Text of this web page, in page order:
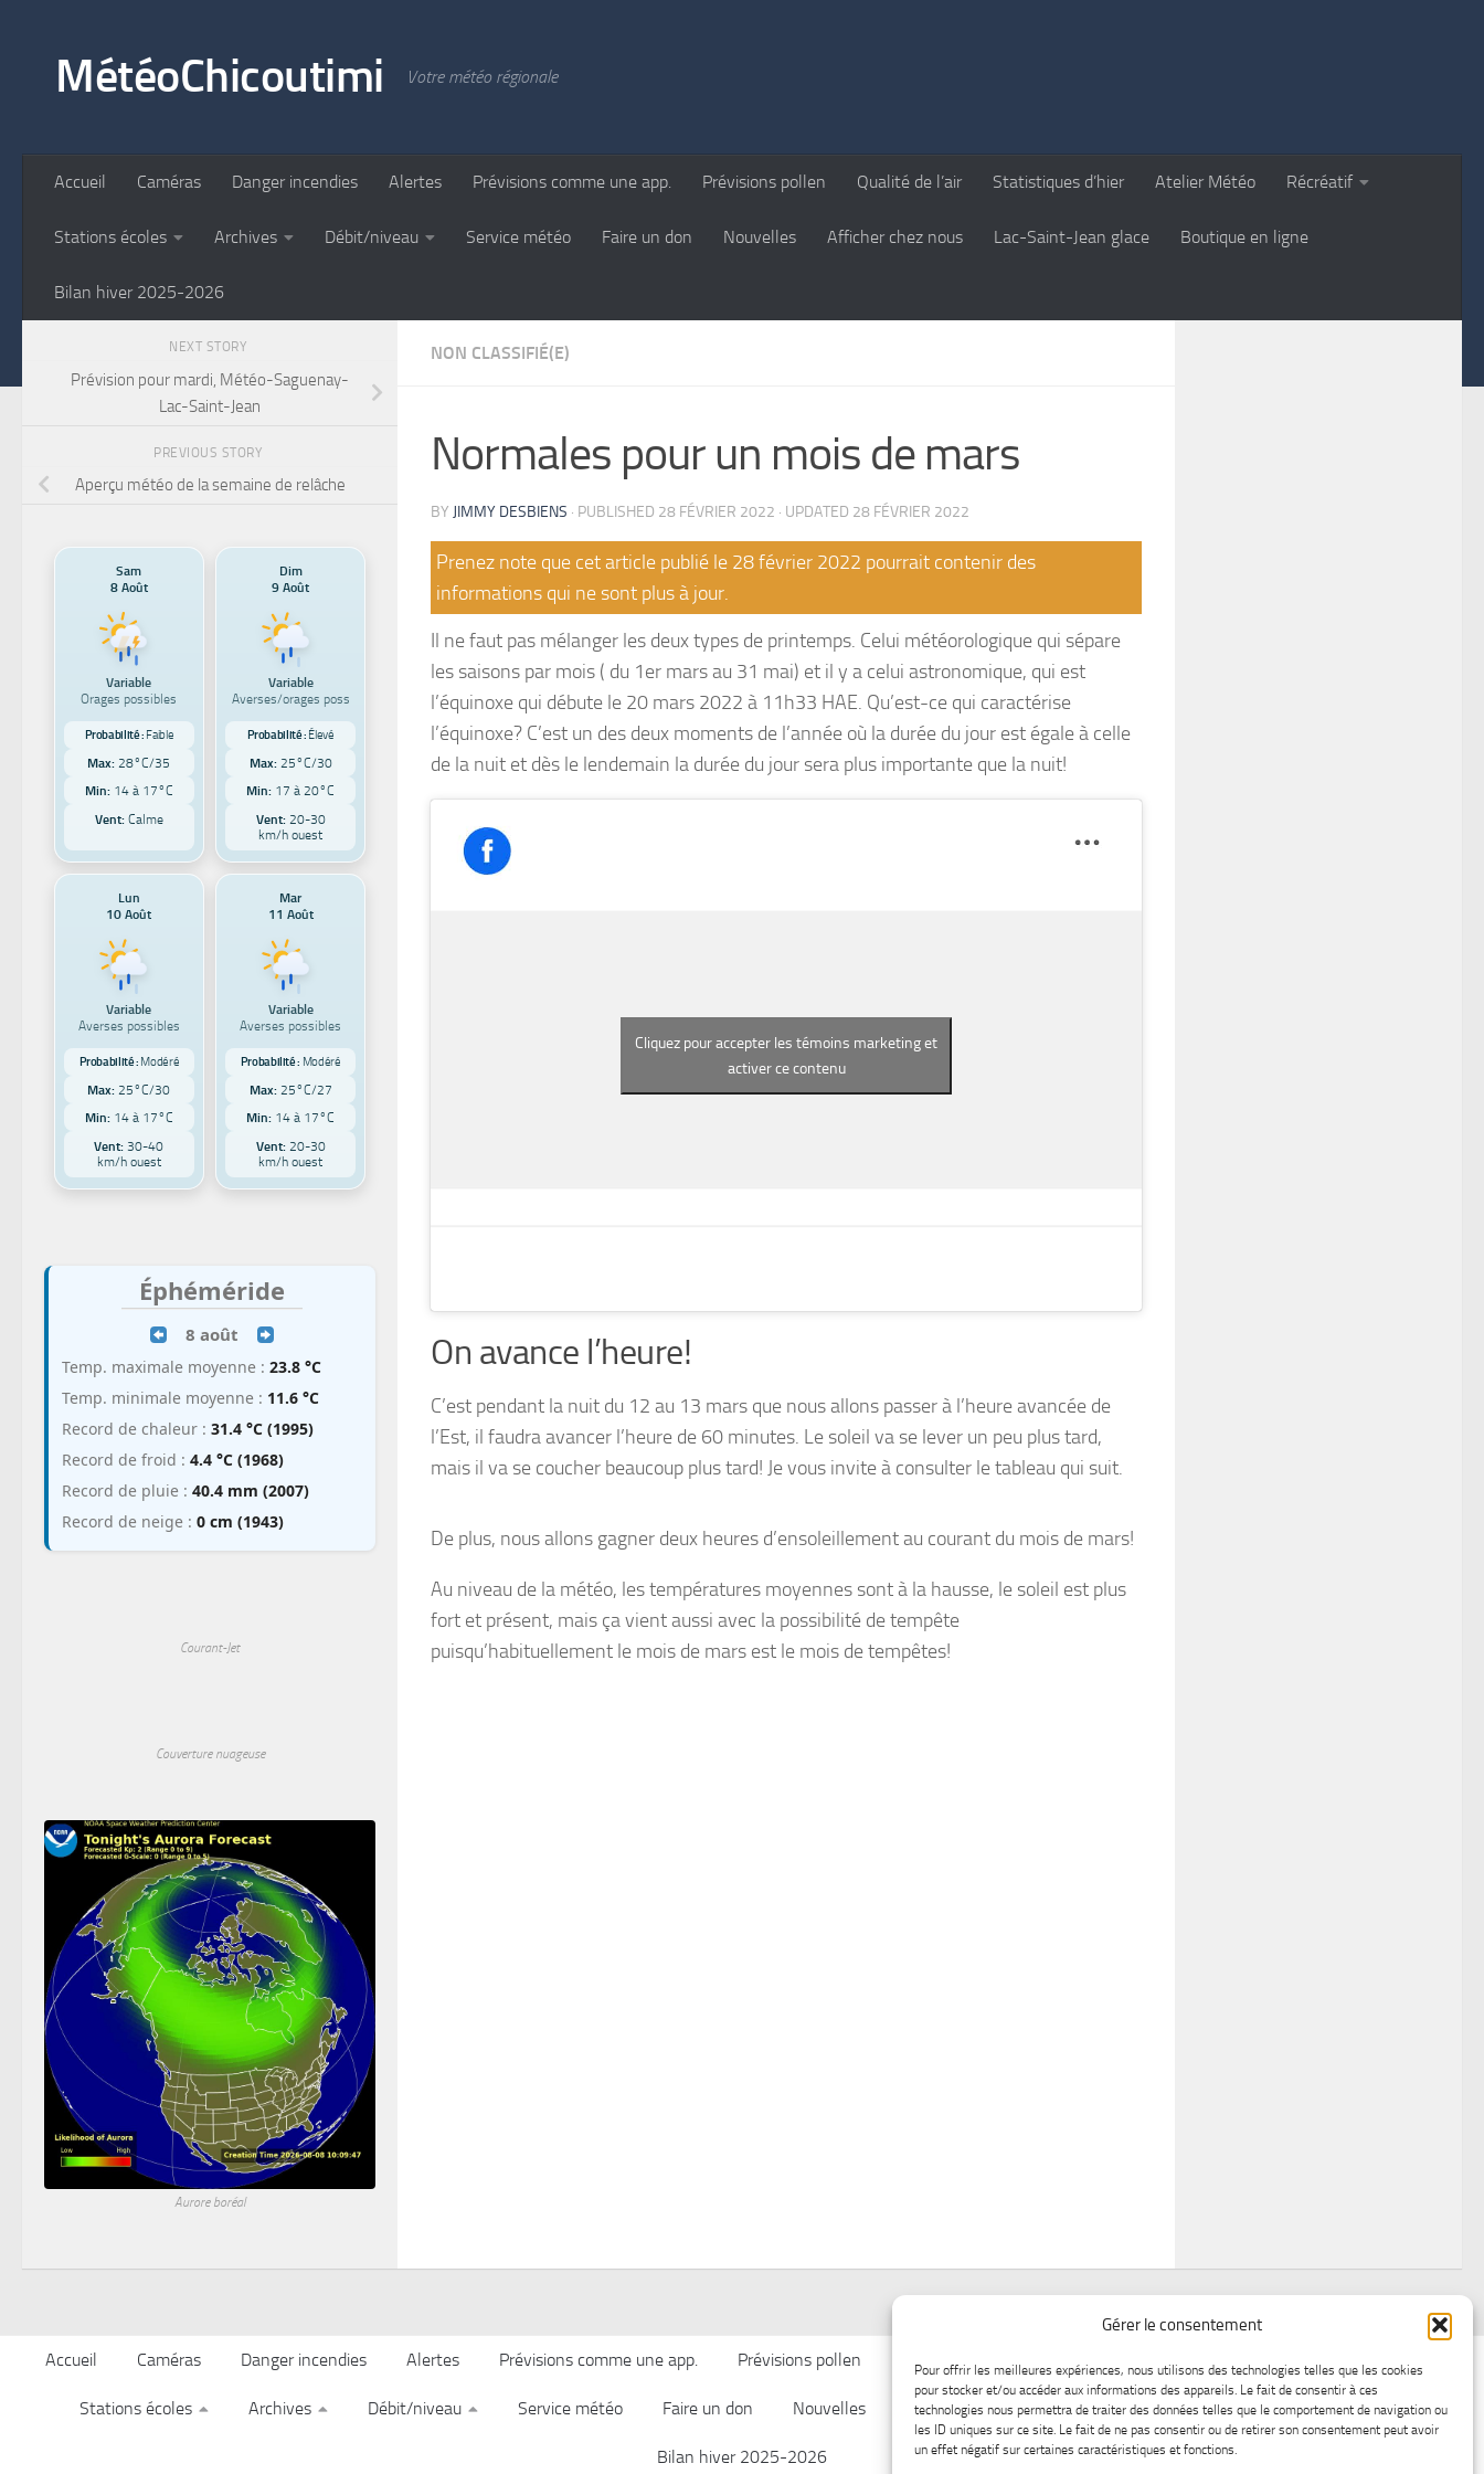
Gérer le consentement
Pour offrir les meilleures expériences, nous utilisons des technologies telles que les cookies
pour stocker et/ou accéder aux informations des appareils. Le fait de consentir à ces
technologies nous permettra de traiter des données telles que le comportement de navigation ou
les ID uniques sur ce site. Le fait de ne pas consentir ou de retirer son consentement peut avoir
un effet négatif sur certaines caractéristiques et fonctions.
MétéoChicoutimi Votre météo régionale
Accueil Caméras Danger incendies Alertes Prévisions comme une app. Prévisions pollen Qualité de l’air Statistiques d’hier Atelier Météo Récréatif
Stations écoles Archives Débit/niveau Service météo Faire un don Nouvelles Afficher chez nous Lac-Saint-Jean glace Boutique en ligne
Bilan hiver 2025-2026
NON CLASSIFIÉ(E)
Normales pour un mois de mars
BY JIMMY DESBIENS · PUBLISHED 28 FÉVRIER 2022 · UPDATED 28 FÉVRIER 2022
Prenez note que cet article publié le 28 février 2022 pourrait contenir des
informations qui ne sont plus à jour.
Il ne faut pas mélanger les deux types de printemps. Celui météorologique qui sépare
les saisons par mois ( du 1er mars au 31 mai) et il y a celui astronomique, qui est
l’équinoxe qui débute le 20 mars 2022 à 11h33 HAE. Qu’est-ce qui caractérise
l’équinoxe? C’est un des deux moments de l’année où la durée du jour est égale à celle
de la nuit et dès le lendemain la durée du jour sera plus importante que la nuit!
Cliquez pour accepter les témoins marketing et
activer ce contenu
On avance l’heure!
C’est pendant la nuit du 12 au 13 mars que nous allons passer à l’heure avancée de
l’Est, il faudra avancer l’heure de 60 minutes. Le soleil va se lever un peu plus tard,
mais il va se coucher beaucoup plus tard! Je vous invite à consulter le tableau qui suit.
De plus, nous allons gagner deux heures d’ensoleillement au courant du mois de mars!
Au niveau de la météo, les températures moyennes sont à la hausse, le soleil est plus
fort et présent, mais ça vient aussi avec la possibilité de tempête
puisqu’habituellement le mois de mars est le mois de tempêtes!
NEXT STORY
Prévision pour mardi, Météo-Saguenay-
Lac-Saint-Jean
PREVIOUS STORY
Aperçu météo de la semaine de relâche
Sam
8 Août
Variable
Orages possibles
Probabilité : Faible
Max: 28°C/35
Min: 14 à 17°C
Vent:Calme
Dim
9 Août
Variable
Averses/orages poss
Probabilité : Élevé
Max: 25°C/30
Min: 17 à 20°C
Vent:20-30
km/h ouest
Lun
10 Août
Variable
Averses possibles
Probabilité : Modéré
Max: 25°C/30
Min: 14 à 17°C
Vent: 30-40
km/h ouest
Mar
11 Août
Variable
Averses possibles
Probabilité : Modéré
Max: 25°C/27
Min: 14 à 17°C
Vent:20-30
km/h ouest
Éphéméride
8 août
Temp. maximale moyenne : 23.8 °C
Temp. minimale moyenne : 11.6 °C
Record de chaleur : 31.4 °C (1995)
Record de froid : 4.4 °C (1968)
Record de pluie : 40.4 mm (2007)
Record de neige : 0 cm (1943)
Courant-Jet
Couverture nuageuse
Aurore boréal
Accueil Caméras Danger incendies Alertes Prévisions comme une app. Prévisions pollen
Stations écoles Archives Débit/niveau Service météo Faire un don Nouvelles Afficher chez nous Lac-Saint-Jean glace Boutique en ligne
Bilan hiver 2025-2026